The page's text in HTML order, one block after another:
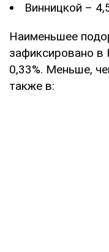
Винницкой –
Наименьшее
зафиксировано в
0,33%. Меньше,
также в: